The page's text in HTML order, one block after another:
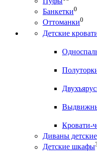
Банкетки0
Оттоманки0
Детские
Кровати-
Диваны детские
Детские шкафы